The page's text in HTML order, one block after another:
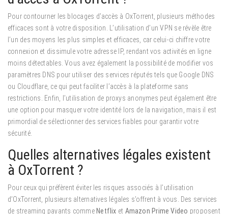
Pour contourner les blocages d’accès à OxTorrent, plusieurs méthodes
efficaces sont à votre disposition. L’utilisation d’un VPN se révèle être
l’un des moyens les plus simples et efficaces, car celui-ci chiffre votre
connexion et dissimule votre adresse IP, rendant vos activités en ligne
moins détectables. Vous avez également la possibilité de modifier vos
paramètres DNS pour utiliser des services réputés tels que Google DNS
ou Cloudflare, ce qui peut faciliter l’accès à la plateforme sans
restrictions. Enfin, l’utilisation de proxys anonymes peut également être
une option pour masquer votre identité lors de la navigation, mais il est
primordial de sélectionner des services fiables pour garantir votre
sécurité.
Quelles alternatives légales existent
à OxTorrent ?
Pour ceux qui préfèrent éviter les risques associés à l’utilisation
d’OxTorrent, plusieurs alternatives légales s’offrent à vous. Des services
de streaming payants comme Netflix et Amazon Prime Video proposent